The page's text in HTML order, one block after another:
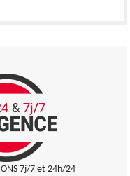
7j/7 et 24h/24